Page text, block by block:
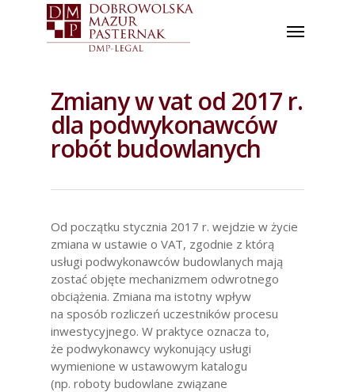
Zmiany w vat od 2017 r.
dla podwykonawców
robót budowlanych
Od początku stycznia 2017 r. wejdzie w życie
zmiana w ustawie o VAT, zgodnie z którą
usługi podwykonawców budowlanych mają
zostać objęte mechanizmem odwrotnego
obciążenia. Zmiana ma istotny wpływ
na sposób rozliczeń uczestników procesu
inwestycyjnego. W praktyce oznacza to,
że podwykonawcy wykonujący usługi
wymienione w ustawowym katalogu
(np. roboty budowlane związane